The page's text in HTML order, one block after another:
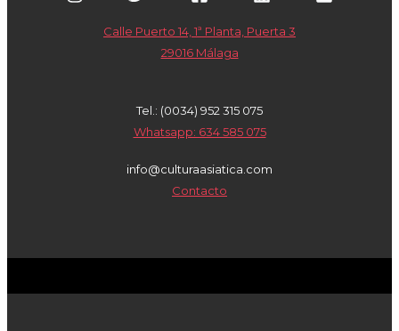
Calle Puerto 14, 1ª Planta, Puerta 3
29016 Málaga
Tel.: (0034) 952 315 075
Whatsapp: 634 585 075
info@culturaasiatica.com
Contacto